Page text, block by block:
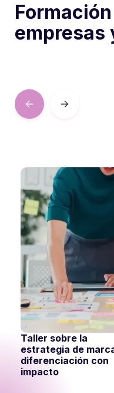
empresas
Taller sobre la
estrategia de
diferenciación con
impacto